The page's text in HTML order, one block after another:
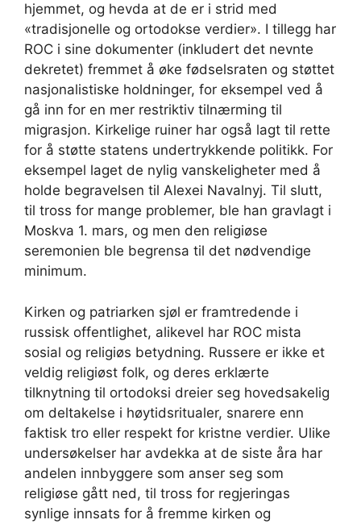
hjemmet, og hevda at de er i strid med
«tradisjonelle og ortodokse verdier». I tillegg har
ROC i sine dokumenter (inkludert det nevnte
dekretet) fremmet å øke fødselsraten og støttet
nasjonalistiske holdninger, for eksempel ved å
gå inn for en mer restriktiv tilnærming til
migrasjon. Kirkelige ruiner har også lagt til rette
for å støtte statens undertrykkende politikk. For
eksempel laget de nylig vanskeligheter med å
holde begravelsen til Alexei Navalnyj. Til slutt,
til tross for mange problemer, ble han gravlagt i
Moskva 1. mars, og men den religiøse
seremonien ble begrensa til det nødvendige
minimum.
Kirken og patriarken sjøl er framtredende i
russisk offentlighet, alikevel har ROC mista
sosial og religiøs betydning. Russere er ikke et
veldig religiøst folk, og deres erklærte
tilknytning til ortodoksi dreier seg hovedsakelig
om deltakelse i høytidsritualer, snarere enn
faktisk tro eller respekt for kristne verdier. Ulike
undersøkelser har avdekka at de siste åra har
andelen innbyggere som anser seg som
religiøse gått ned, til tross for regjeringas
synlige innsats for å fremme kirken og